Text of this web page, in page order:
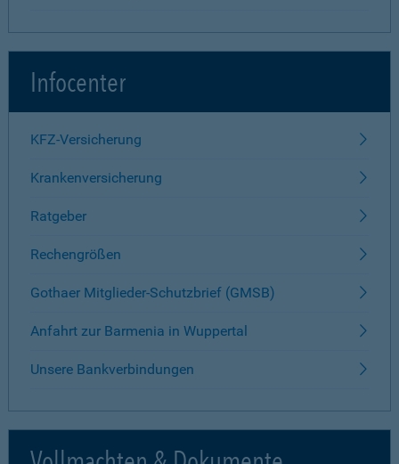
Infocenter
KFZ-Versicherung
Krankenversicherung
Ratgeber
Rechengrößen
Gothaer Mitglieder-Schutzbrief (GMSB)
Anfahrt zur Barmenia in Wuppertal
Unsere Bankverbindungen